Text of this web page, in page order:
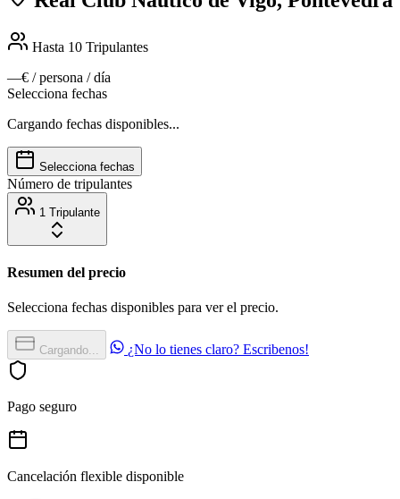
Hasta 10 Tripulantes
—€ / persona / día
Selecciona fechas
Cargando fechas disponibles...
Selecciona fechas
Número de tripulantes
1 Tripulante
Resumen del precio
Selecciona fechas disponibles para ver el precio.
Cargando... ¿No lo tienes claro? Escribenos!
Pago seguro
Cancelación flexible disponible